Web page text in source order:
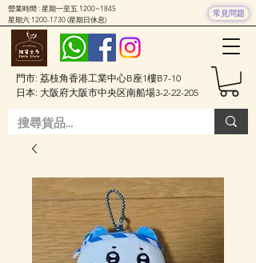
門市: 荔枝角香港工業中心B座1樓B7-10
日本: 大阪府大阪市中央区南船場3-2-22-205
營業時間 : 星期一至五 1200~1845
星期六 1200-1730(星期日休息)
常見問題